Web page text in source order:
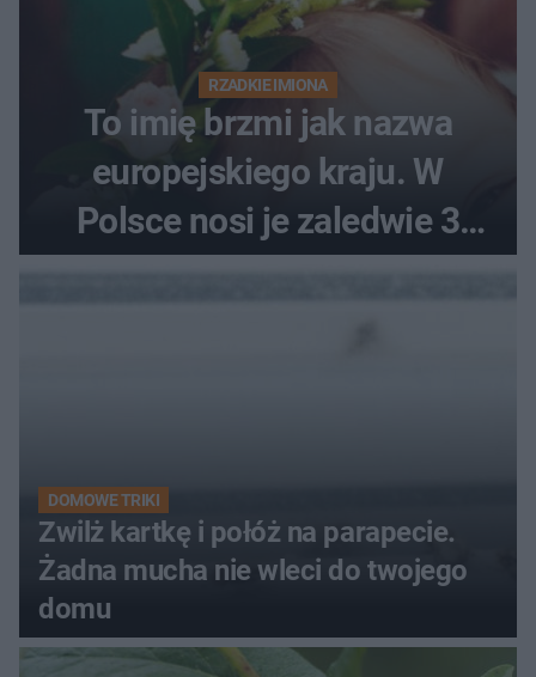
RZADKIE IMIONA
To imię brzmi jak nazwa
europejskiego kraju. W
Polsce nosi je zaledwie 3
DOMOWE TRIKI
Zwilż kartkę i połóż na parapecie.
Żadna mucha nie wleci do twojego
domu